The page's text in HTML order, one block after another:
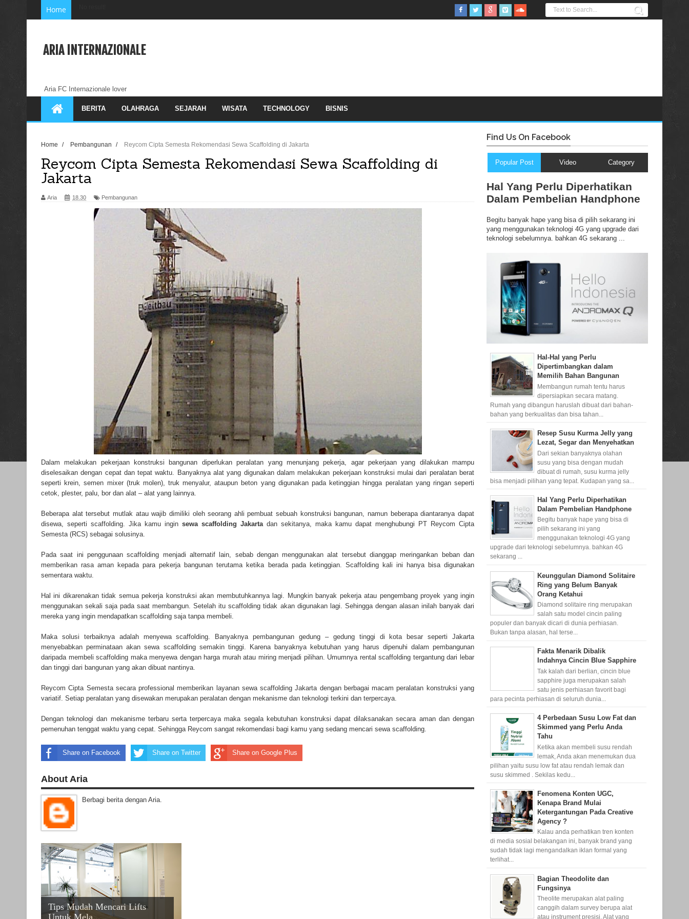
Home
ARIA INTERNAZIONALE
Aria FC Internazionale lover
BERITA OLAHRAGA SEJARAH WISATA TECHNOLOGY BISNIS
Home / Pembangunan / Reycom Cipta Semesta Rekomendasi Sewa Scaffolding di Jakarta
Reycom Cipta Semesta Rekomendasi Sewa Scaffolding di
Jakarta
Aria 18.30 Pembangunan
Dalam melakukan pekerjaan konstruksi bangunan diperlukan peralatan yang menunjang pekerja, agar pekerjaan yang dilakukan mampu
diselesaikan dengan cepat dan tepat waktu. Banyaknya alat yang digunakan dalam melakukan pekerjaan konstruksi mulai dari peralatan berat
seperti krein, semen mixer (truk molen), truk menyalur, ataupun beton yang digunakan pada ketinggian hingga peralatan yang ringan seperti
cetok, plester, palu, bor dan alat – alat yang lainnya.
Beberapa alat tersebut mutlak atau wajib dimiliki oleh seorang ahli pembuat sebuah konstruksi bangunan, namun beberapa diantaranya dapat
disewa, seperti scaffolding. Jika kamu ingin sewa scaffolding Jakarta dan sekitanya, maka kamu dapat menghubungi PT Reycom Cipta
Semesta (RCS) sebagai solusinya.
Pada saat ini penggunaan scaffolding menjadi alternatif lain, sebab dengan menggunakan alat tersebut dianggap meringankan beban dan
memberikan rasa aman kepada para pekerja bangunan terutama ketika berada pada ketinggian. Scaffolding kali ini hanya bisa digunakan
sementara waktu.
Hal ini dikarenakan tidak semua pekerja konstruksi akan membutuhkannya lagi. Mungkin banyak pekerja atau pengembang proyek yang ingin
menggunakan sekali saja pada saat membangun. Setelah itu scaffolding tidak akan digunakan lagi. Sehingga dengan alasan inilah banyak dari
mereka yang ingin mendapatkan scaffolding saja tanpa membeli.
Maka solusi terbaiknya adalah menyewa scaffolding. Banyaknya pembangunan gedung – gedung tinggi di kota besar seperti Jakarta
menyebabkan perminataan akan sewa scaffolding semakin tinggi. Karena banyaknya kebutuhan yang harus dipenuhi dalam pembangunan
daripada membeli scaffolding maka menyewa dengan harga murah atau miring menjadi pilihan. Umumnya rental scaffolding tergantung dari lebar
dan tinggi dari bangunan yang akan dibuat nantinya.
Reycom Cipta Semesta secara professional memberikan layanan sewa scaffolding Jakarta dengan berbagai macam peralatan konstruksi yang
variatif. Setiap peralatan yang disewakan merupakan peralatan dengan mekanisme dan teknologi terkini dan terpercaya.
Dengan teknologi dan mekanisme terbaru serta terpercaya maka segala kebutuhan konstruksi dapat dilaksanakan secara aman dan dengan
pemenuhan tenggat waktu yang cepat. Sehingga Reycom sangat rekomendasi bagi kamu yang sedang mencari sewa scaffolding.
Share on Facebook Share on Twitter Share on Google Plus
About Aria
Berbagi berita dengan Aria.
Tips Mudah Mencari Lifts
Find Us On Facebook
Popular Post Video Category
Hal Yang Perlu Diperhatikan
Dalam Pembelian Handphone
Begitu banyak hape yang bisa di pilih sekarang ini
yang menggunakan teknologi 4G yang upgrade dari
teknologi sebelumnya. bahkan 4G sekarang ...
Hal-Hal yang Perlu
Dipertimbangkan dalam
Memilih Bahan Bangunan
Membangun rumah tentu harus
dipersiapkan secara matang.
Rumah yang dibangun haruslah dibuat dari bahan-
bahan yang berkualitas dan bisa tahan...
Resep Susu Kurma Jelly yang
Lezat, Segar dan Menyehatkan
Dari sekian banyaknya olahan
susu yang bisa dengan mudah
dibuat di rumah, susu kurma jelly
bisa menjadi pilihan yang tepat. Kudapan yang sa...
Hal Yang Perlu Diperhatikan
Dalam Pembelian Handphone
Begitu banyak hape yang bisa di
pilih sekarang ini yang
menggunakan teknologi 4G yang
upgrade dari teknologi sebelumnya. bahkan 4G
sekarang ...
Keunggulan Diamond Solitaire
Ring yang Belum Banyak
Orang Ketahui
Diamond solitaire ring merupakan
salah satu model cincin paling
populer dan banyak dicari di dunia perhiasan.
Bukan tanpa alasan, hal terse...
Fakta Menarik Dibalik
Indahnya Cincin Blue Sapphire
Tak kalah dari berlian, cincin blue
sapphire juga merupakan salah
satu jenis perhiasan favorit bagi
para pecinta perhiasan di seluruh dunia...
4 Perbedaan Susu Low Fat dan
Skimmed yang Perlu Anda
Tahu
Ketika akan membeli susu rendah
lemak, Anda akan menemukan dua
pilihan yaitu susu low fat atau rendah lemak dan
susu skimmed . Sekilas kedu...
Fenomena Konten UGC,
Kenapa Brand Mulai
Ketergantungan Pada Creative
Agency ?
Kalau anda perhatikan tren konten
di media sosial belakangan ini, banyak brand yang
sudah tidak lagi mengandalkan iklan formal yang
terlihat...
Bagian Theodolite dan
Fungsinya
Theolite merupakan alat paling
canggih dalam survey berupa alat
atau instrument presisi. Alat yang